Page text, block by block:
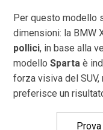
Per questo modello
dimensioni: la BMW
pollici, in base alla
modelloSparta è
forza visiva del SUV,
preferisce un